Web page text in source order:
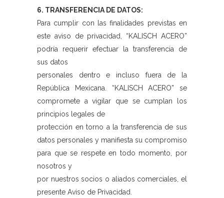
6. TRANSFERENCIA DE DATOS:
Para cumplir con las finalidades previstas en
este aviso de privacidad, “KALISCH ACERO”
podría requerir efectuar la transferencia de
sus datos
personales dentro e incluso fuera de la
República Mexicana. “KALISCH ACERO” se
compromete a vigilar que se cumplan los
principios legales de
protección en torno a la transferencia de sus
datos personales y manifiesta su compromiso
para que se respete en todo momento, por
nosotros y
por nuestros socios o aliados comerciales, el
presente Aviso de Privacidad.